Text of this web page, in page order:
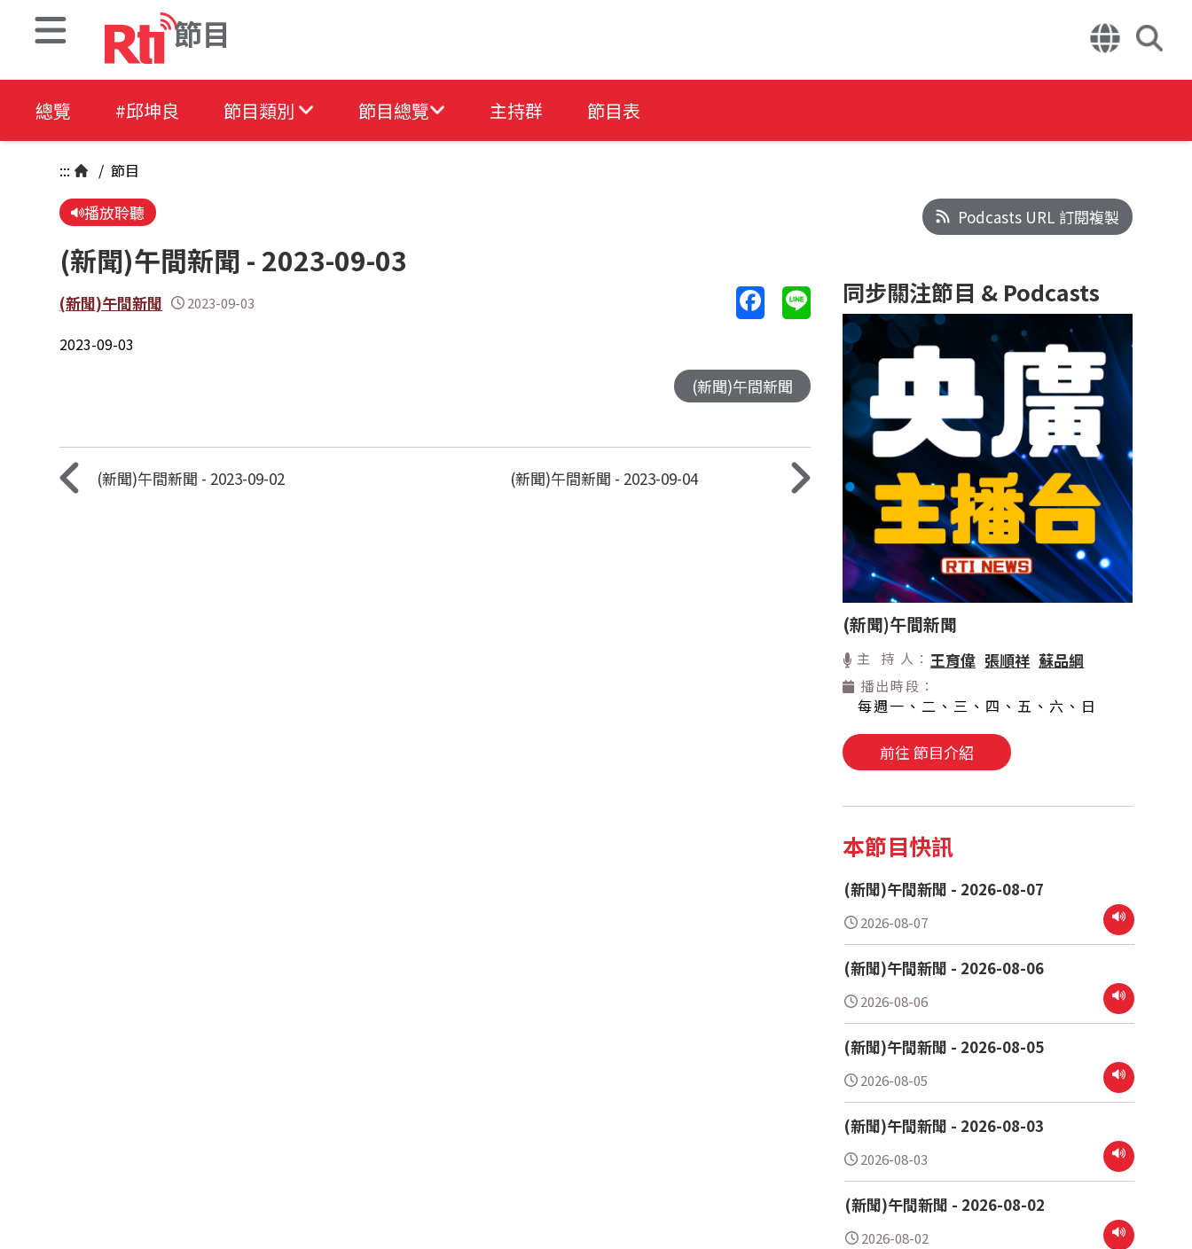
節目
總覽 #邱坤良 節目類別 節目總覽 主持群 節目表
::: / 節目
播放聆聽
(新聞)午間新聞 - 2023-09-03
(新聞)午間新聞 2023-09-03
2023-09-03
(新聞)午間新聞
(新聞)午間新聞 - 2023-09-02 (新聞)午間新聞 - 2023-09-04
Podcasts URL 訂閱複製
同步關注節目 & Podcasts
(新聞)午間新聞
主 持 人： 王育偉 張順祥 蘇品綱
播出時段：
每週一、二、三、四、五、六、日
前往 節目介紹
本節目快訊
(新聞)午間新聞 - 2026-08-07
2026-08-07
(新聞)午間新聞 - 2026-08-06
2026-08-06
(新聞)午間新聞 - 2026-08-05
2026-08-05
(新聞)午間新聞 - 2026-08-03
2026-08-03
(新聞)午間新聞 - 2026-08-02
2026-08-02